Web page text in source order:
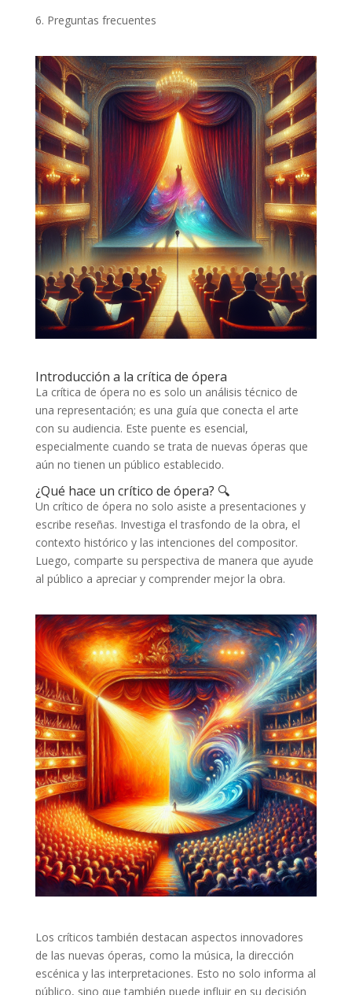
6. Preguntas frecuentes
Introducción a la crítica de ópera
La crítica de ópera no es solo un análisis técnico de
una representación; es una guía que conecta el arte
con su audiencia. Este puente es esencial,
especialmente cuando se trata de nuevas óperas que
aún no tienen un público establecido.
¿Qué hace un crítico de ópera? 🔍
Un crítico de ópera no solo asiste a presentaciones y
escribe reseñas. Investiga el trasfondo de la obra, el
contexto histórico y las intenciones del compositor.
Luego, comparte su perspectiva de manera que ayude
al público a apreciar y comprender mejor la obra.
Los críticos también destacan aspectos innovadores
de las nuevas óperas, como la música, la dirección
escénica y las interpretaciones. Esto no solo informa al
público, sino que también puede influir en su decisión